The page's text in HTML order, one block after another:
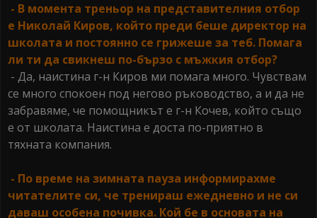
- В момента треньор на представителния отбор
е Николай Киров, който преди беше директор на
школата и постоянно се грижеше за теб. Помага
ли ти да свикнеш по-бързо с мъжкия отбор?
- Да, наистина г-н Киров ми помага много. Чувствам
се много спокоен под негово ръководство, а и да не
забравяме, че помощникът е г-н Кочев, който също
е от школата. Наистина е доста по-приятно в
тяхната компания.
- По време на зимната пауза информирахме
читателите си, че тренираш ежедневно и не си
даваш особена почивка. Кой бе в основата на